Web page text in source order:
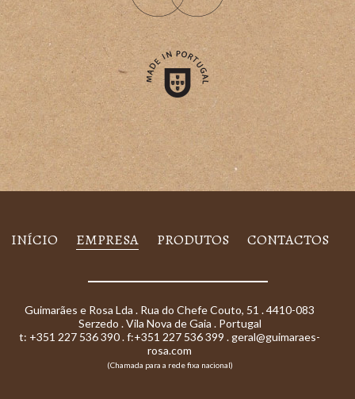
INÍCIO EMPRESA PRODUTOS CONTACTOS
Guimarães e Rosa Lda . Rua do Chefe Couto, 51 . 4410-083
Serzedo . Vila Nova de Gaia . Portugal
t: +351 227 536 390 . f:+351 227 536 399 . geral@guimaraes-
rosa.com
(Chamada para a rede fixa nacional)